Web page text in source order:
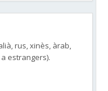
rus, xinès, àrab,
estrangers).